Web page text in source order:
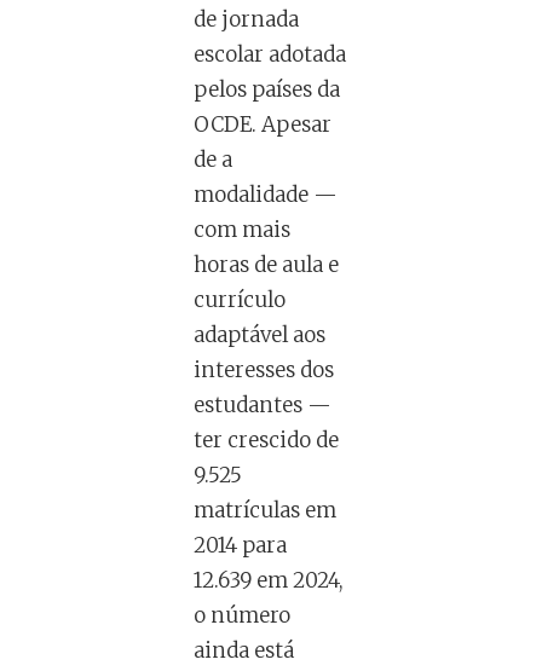
de jornada
escolar adotada
pelos países da
OCDE. Apesar
de a
modalidade —
com mais
horas de aula e
currículo
adaptável aos
interesses dos
estudantes —
ter crescido de
9.525
matrículas em
2014 para
12.639 em 2024,
o número
ainda está